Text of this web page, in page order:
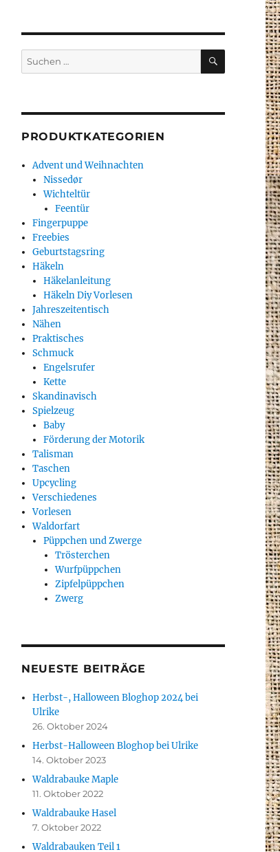
Suche
nach:
SUCHEN
PRODUKTKATEGORIEN
Advent und Weihnachten
Nissedør
Wichteltür
Feentür
Fingerpuppe
Freebies
Geburtstagsring
Häkeln
Häkelanleitung
Häkeln Diy Vorlesen
Jahreszeitentisch
Nähen
Praktisches
Schmuck
Engelsrufer
Kette
Skandinavisch
Spielzeug
Baby
Förderung der Motorik
Talisman
Taschen
Upcycling
Verschiedenes
Vorlesen
Waldorfart
Püppchen und Zwerge
Trösterchen
Wurfpüppchen
Zipfelpüppchen
Zwerg
NEUESTE BEITRÄGE
Herbst-, Halloween Bloghop 2024 bei
Ulrike
26. Oktober 2024
Herbst-Halloween Bloghop bei Ulrike
14. Oktober 2023
Waldrabauke Maple
11. Oktober 2022
Waldrabauke Hasel
7. Oktober 2022
Waldrabauken Teil 1